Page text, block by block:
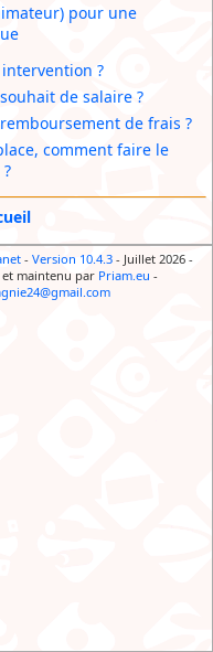
pour une
?
de salaire ?
de frais ?
comment faire le
- Version 10.4.3- Juillet 2026-
et maintenu par Priam.eu -